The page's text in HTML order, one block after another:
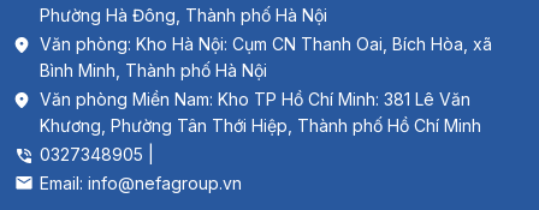
Phường Hà Đông, Thành phố Hà Nội
Văn phòng: Kho Hà Nội: Cụm CN Thanh Oai, Bích Hòa, xã
Bình Minh, Thành phố Hà Nội
Văn phòng Miền Nam: Kho TP Hồ Chí Minh: 381 Lê Văn
Khương, Phường Tân Thới Hiệp, Thành phố Hồ Chí Minh
0327348905 |
Email: info@nefagroup.vn